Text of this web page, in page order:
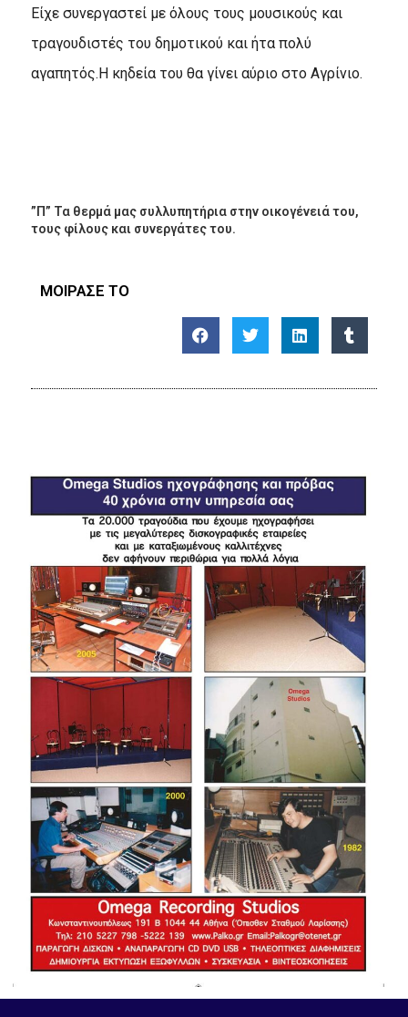
Είχε συνεργαστεί με όλους τους μουσικούς και
τραγουδιστές του δημοτικού και ήτα πολύ
αγαπητός.Η κηδεία του θα γίνει αύριο στο Αγρίνιο.
”Π” Τα θερμά μας συλλυπητήρια στην οικογένειά του,
τους φίλους και συνεργάτες του.
ΜΟΙΡΑΣΕ ΤΟ